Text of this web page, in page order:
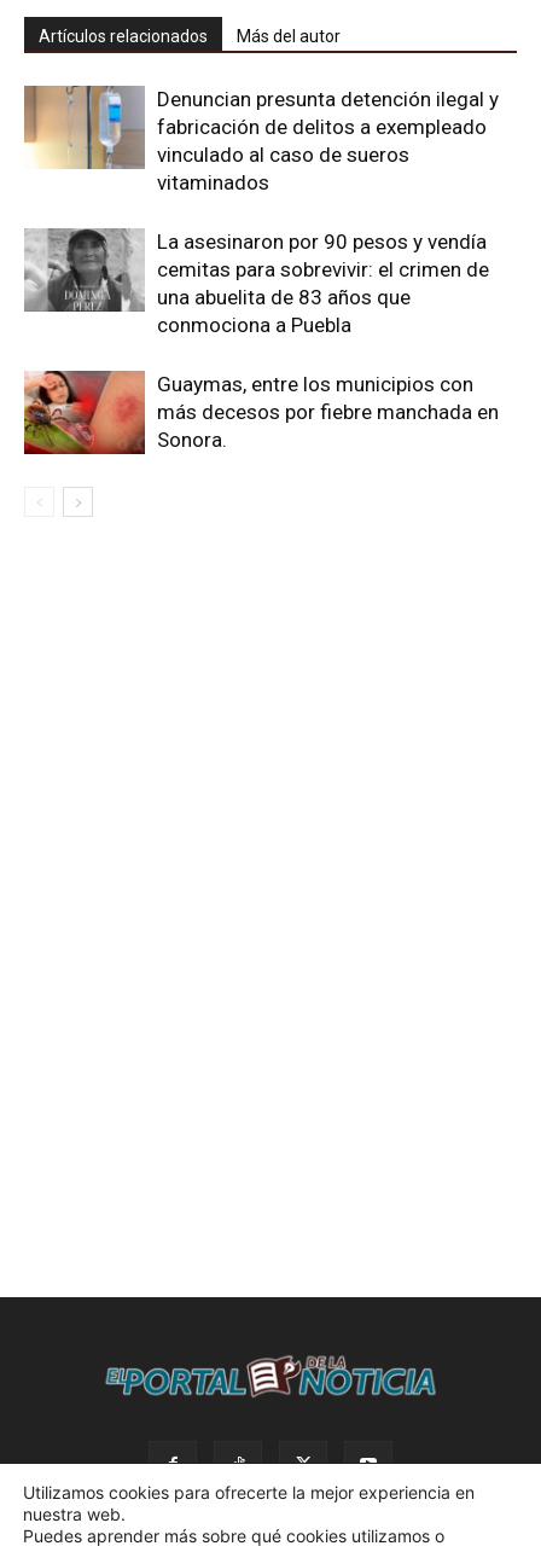
Artículos relacionados Más del autor
Denuncian presunta detención ilegal y
fabricación de delitos a exempleado
vinculado al caso de sueros
vitaminados
La asesinaron por 90 pesos y vendía
cemitas para sobrevivir: el crimen de
una abuelita de 83 años que
conmociona a Puebla
Guaymas, entre los municipios con
más decesos por fiebre manchada en
Sonora.
Utilizamos cookies para ofrecerte la mejor experiencia en
nuestra web.
Puedes aprender más sobre qué cookies utilizamos o